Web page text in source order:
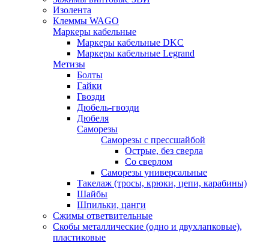
Изолента
Клеммы WAGO
Маркеры кабельные
Маркеры кабельные DKC
Маркеры кабельные Legrand
Метизы
Болты
Гайки
Гвозди
Дюбель-гвозди
Дюбеля
Саморезы
Саморезы с прессшайбой
Острые, без сверла
Со сверлом
Саморезы универсальные
Такелаж (тросы, крюки, цепи, карабины)
Шайбы
Шпильки, цанги
Сжимы ответвительные
Скобы металлические (одно и двухлапковые),
пластиковые